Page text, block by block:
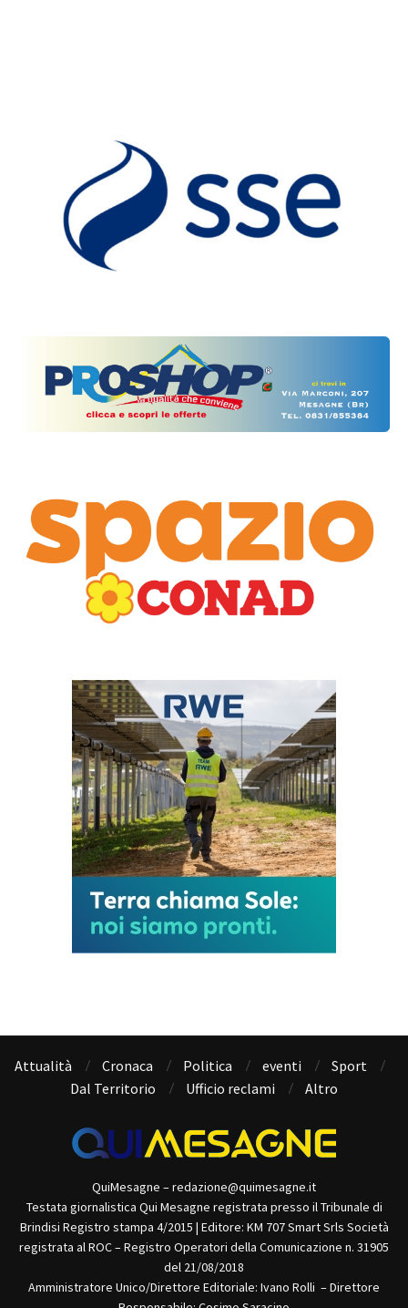
Attualità Cronaca Politica eventi
Sport
Dal Territorio
Ufficio reclami Altro
QuiMesagne – redazione@quimesagne.it
Testata giornalistica Qui Mesagne registrata presso il Tribunale di
Brindisi Registro stampa 4/2015 | Editore: KM 707 Smart Srls Società
registrata al ROC – Registro Operatori della Comunicazione n. 31905
del 21/08/2018
Amministratore Unico/Direttore Editoriale: Ivano Rolli – Direttore